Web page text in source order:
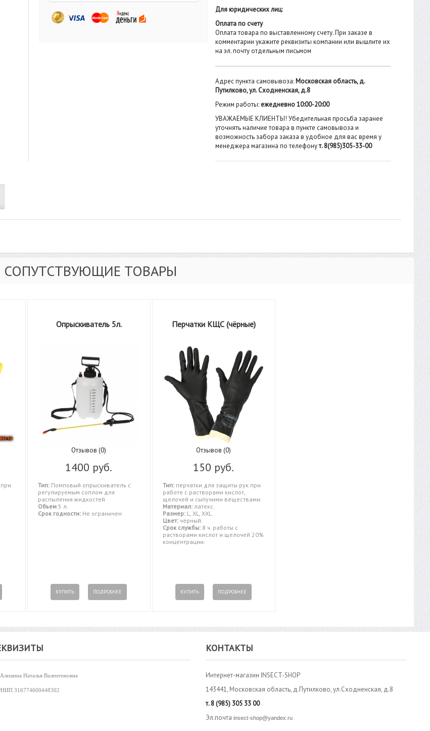
Для юридических лиц:
Оплата по счету
Оплата товара по выставленному счету. При заказе в
комментарии укажите реквизиты компании или вышлите их
на эл. почту отдельным письмом
Адрес пункта самовывоза: Московская область, д.
Путилково, ул. Сходненская, д.8
Режим работы: ежедневно 10:00-20:00
УВАЖАЕМЫЕ КЛИЕНТЫ! Убедительная просьба заранее
уточнять наличие товара в пункте самовывоза и
возможность забора заказа в удобное для вас время у
менеджера магазина по телефонут. 8(985)305-33-00
СОПУТСТВУЮЩИЕ ТОВАРЫ
Опрыскиватель 5л.
Отзывов (0)
1400 руб.
Тип:Помповый опрыскиватель с
регулируемым соплом для
распыления жидкостей
Объем5 л.
Срок годности:Не ограничен
КУПИТЬ ПОДРОБНЕЕ
Перчатки КЩС (чёрные)
Отзывов (0)
150 руб.
Тип:перчатки для защиты рук при
работе с растворами кислот,
щелочей и сыпучими веществами.
Материал:латекс.
Размер:L, XL, XXL.
Цвет:чёрный.
Срок службы:8 ч. работы с
растворами кислот и щелочей 20%
концентрации.
КУПИТЬ ПОДРОБНЕЕ
Наталья Валентиновна
316774600448302
КОНТАКТЫ
Интернет-магазин INSECT-SHOP
143441, Московская область, д.Путилково, ул.Сходненская, д.8
т.8 (985) 305 33 00
Эл.почтаinsect-shop@yandex.ru